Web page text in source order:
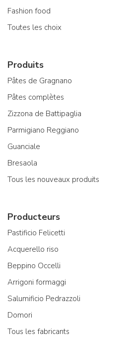
Fashion food
Toutes les choix
Produits
Pâtes de Gragnano
Pâtes complètes
Zizzona de Battipaglia
Parmigiano Reggiano
Guanciale
Bresaola
Tous les nouveaux produits
Producteurs
Pastificio Felicetti
Acquerello riso
Beppino Occelli
Arrigoni formaggi
Salumificio Pedrazzoli
Domori
Tous les fabricants